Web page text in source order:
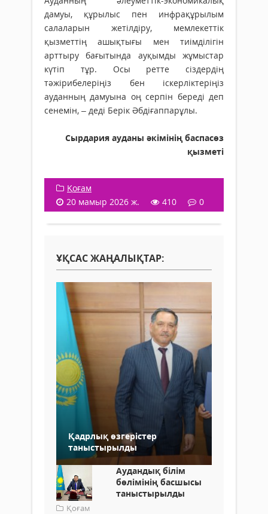
дамуы, құрылыс пен инфрақұрылым
салаларын жетілдіру, мемлекеттік
қызметтің ашықтығы мен тиімділігін
арттыру бағытында ауқымды жұмыстар
күтіп тұр. Осы ретте сіздердің
тәжірибелеріңіз бен іскерліктеріңіз
ауданның дамуына оң серпін береді деп
сенемін, – деді Берік Әбдіғаппарұлы.
Сырдария ауданы әкімінің баспасөз
қызметі
Қоғам
20 мамыр 2026 ж.
410 0
ҰҚСАС ЖАҢАЛЫҚТАР:
Қадрлық өзгерістер
таныстырылды
Аудандық білім
бөлімінің басшысы
таныстырылды
Қоғам